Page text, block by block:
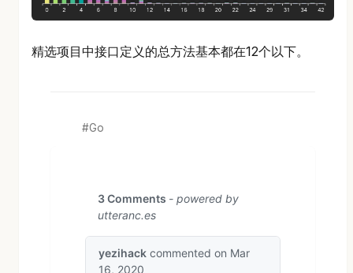
精选项目中接口定义的总方法基本都在12个以下。
Go